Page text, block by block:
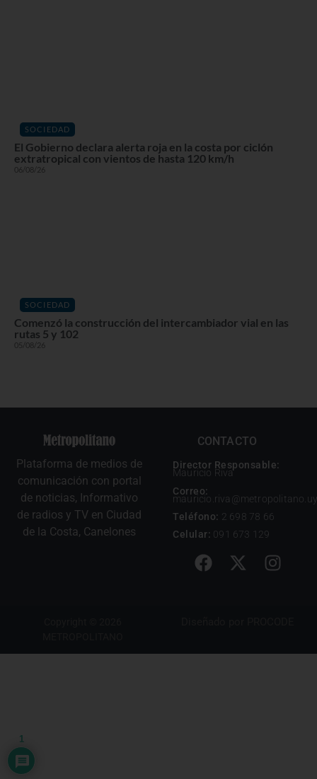
SOCIEDAD
El Gobierno declara alerta roja en la costa por ciclón
extratropical con vientos de hasta 120 km/h
06/08/26
SOCIEDAD
Comenzó la construcción del intercambiador vial en las
rutas 5 y 102
05/08/26
Plataforma de medios de
comunicación con portal
de noticias, Informativo
de radios y TV en Ciudad
de la Costa, Canelones
CONTACTO
Director Responsable:
Mauricio Riva
Correo:
mauricio.riva@metropolitano.uy
Teléfono: 2 698 78 66
Celular: 091 673 129
1